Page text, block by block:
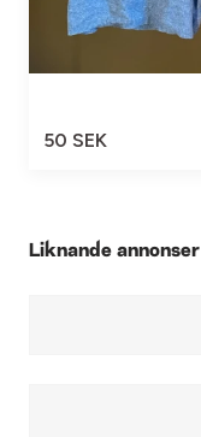
50 SEK
Liknande annonser